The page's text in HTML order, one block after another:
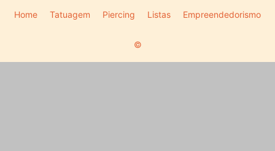
Home Tatuagem Piercing Listas Empreendedorismo
©